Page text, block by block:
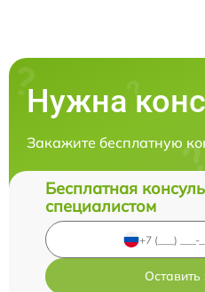
Нужна
Закажите бесплатную
Бесплатная
специалистом
Оставить